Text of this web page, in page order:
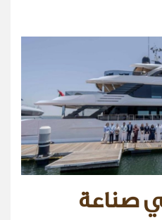
في صناعة